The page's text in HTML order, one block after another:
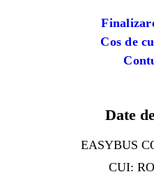
Cos de
Date
EASYBUS
CUI: